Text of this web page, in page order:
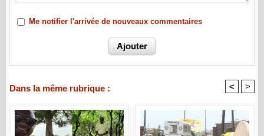
Me notifier l'arrivée de nouveaux commentaires
Dans la même rubrique : < >